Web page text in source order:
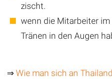
zischt.
wenn die Mitarbeiter
Tränen in den Augen
⇒ Wie man sich an